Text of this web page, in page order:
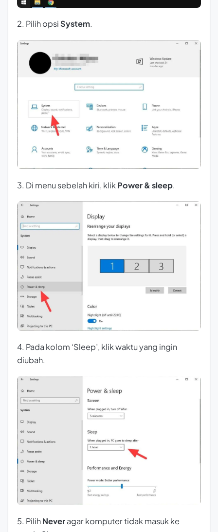
2. Pilih opsi System.
3. Di menu sebelah kiri, klik Power & sleep.
4. Pada kolom ‘Sleep’, klik waktu yang ingin
diubah.
5. PilihNeveragar komputer tidak masuk ke